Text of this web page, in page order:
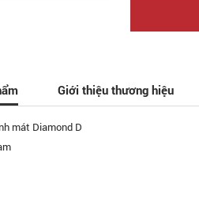
Giới thiệu thương hiệu
mát Diamond D